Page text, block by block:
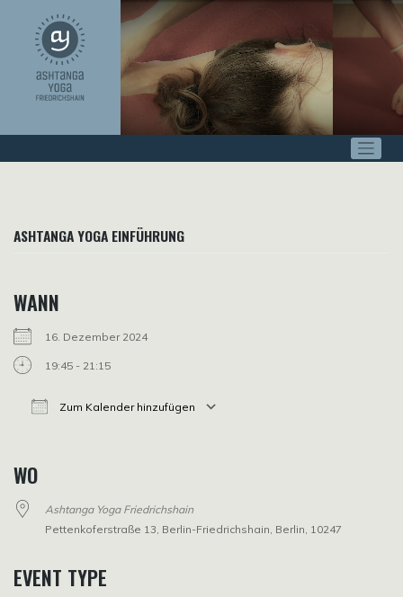
springen
ASHTANGA YOGA EINFÜHRUNG
WANN
16. Dezember 2024
19:45 - 21:15
Zum Kalender hinzufügen
WO
Ashtanga Yoga Friedrichshain
Pettenkoferstraße 13, Berlin-Friedrichshain, Berlin, 10247
EVENT TYPE